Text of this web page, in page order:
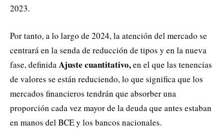
2023.
Por tanto, a lo largo de 2024, la atención del mercado se
centrará en la senda de reducción de tipos y en la nueva
fase, definidaAjuste cuantitativo,en el que las tenencias
de valores se están reduciendo, lo que significa que los
mercados financieros tendrán que absorber una
proporción cada vez mayor de la deuda que antes estaban
en manos del BCE y los bancos nacionales.